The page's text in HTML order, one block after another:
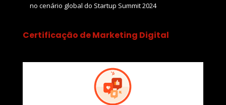
no cenário global do Startup Summit 2024
Certificação de Marketing Digital